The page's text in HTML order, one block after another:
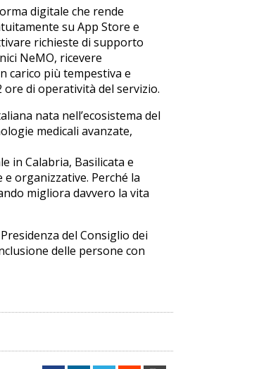
digitale che rende
su App Store e
richieste di supporto
NeMO, ricevere
carico più tempestiva e
di operatività del servizio.
nata nell’ecosistema del
medicali avanzate,
in Calabria, Basilicata e
organizzative. Perché la
migliora davvero la vita
del Consiglio dei
delle persone con